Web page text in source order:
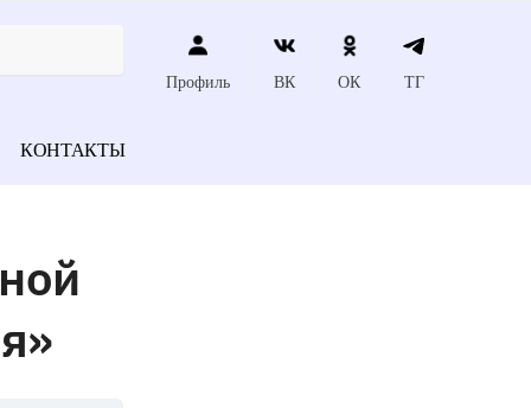
Профиль ВК ОК ТГ
КОНТАКТЫ